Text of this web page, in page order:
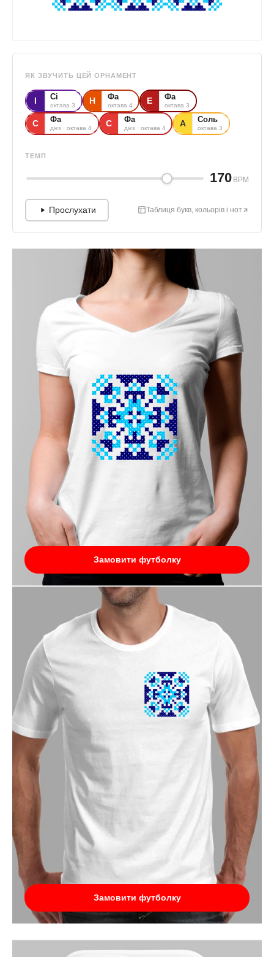
Замовити футболку
Замовити футболку
ЯК ЗВУЧИТЬ ЦЕЙ ОРНАМЕНТ
І Сі
октава 3 Н Фа
октава 4 Е Фа
октава 3
С Фа
дієз · октава 4 С Фа
дієз · октава 4 А Соль
октава 3
ТЕМП
170 BPM
Прослухати Таблиця букв, кольорів і нот